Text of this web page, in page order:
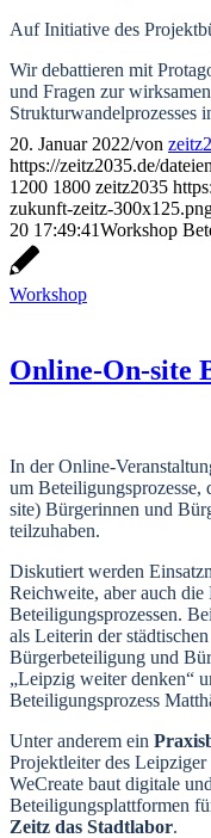
Auf Initiative des
Wir debattieren mit
und Fragen zur
Strukturwandelprozesses
20. Januar 2022/von
https://zeitz2035.de/
1200 1800 zeitz2035
zukunft-zeitz-
20 17:49:41Workshop
Workshop
Online-On-site
In der Online-
um
site) Bürgerinnen und
teilzuhaben.
Diskutiert werden
Reichweite, aber auch
Beteiligungsprozessen.
als Leiterin der
Bürgerbeteiligung und
„Leipzig weiter denken“
Beteiligungsprozess
Unter anderem ein
Projektleiter des Leipziger
WeCreate baut digitale
Beteiligungsplattformen
Zeitz das Stadtlabor.